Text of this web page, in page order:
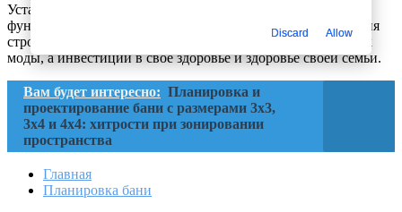
Устанавливать баню лучше на ленточном или столбчатом
фундаменте. Также необходима обязательная теплоизоляция
строения. Баня в загородном доме или коттедже — не писк
моды, а инвестиции в своё здоровье и здоровье своей семьи.
Вам будет интересно: Планировка и
проектирование бани с размерами 3х3,
3х4 и 4х4: хитрости при зонировании
пространства
Главная
Планировка бани
Discard Allow